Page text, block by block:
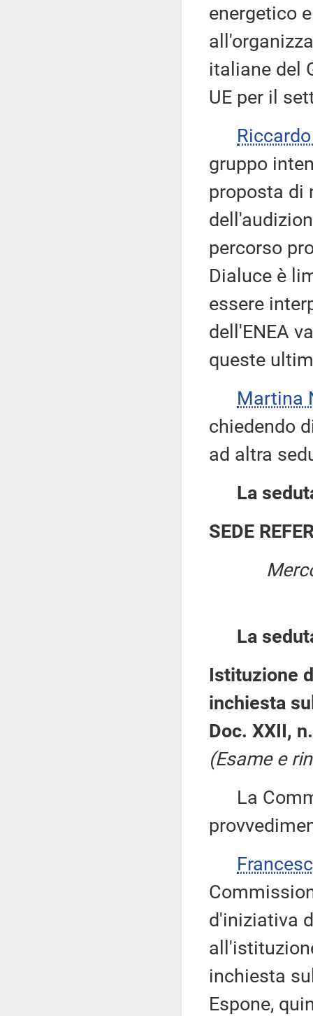
energetico
italiane del
UE per il
gruppo
proposta di
percorso
Dialuce è
essere
dell'ENEA
queste
Martina
chiedendo
ad altra
La
SEDE
La
Istituzione
inchiesta
Doc. XXII,
(Esame e
La
d'iniziativa
inchiesta
Espone,